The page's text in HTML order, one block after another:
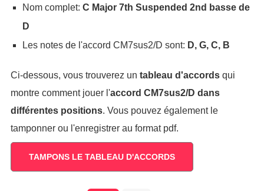
Nom complet: C Major 7th Suspended 2nd basse de
D
Les notes de l'accord CM7sus2/D sont: D, G, C, B
Ci-dessous, vous trouverez un tableau d'accordsqui
montre comment jouer l'accord CM7sus2/D dans
différentes positions. Vous pouvez également le
tamponner ou l'enregistrer au format pdf.
TAMPONS LE TABLEAU D'ACCORDS